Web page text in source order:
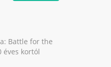
Battle for the
éves kortól